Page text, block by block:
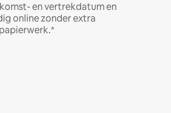
en vertrekdatum en
online zonder extra